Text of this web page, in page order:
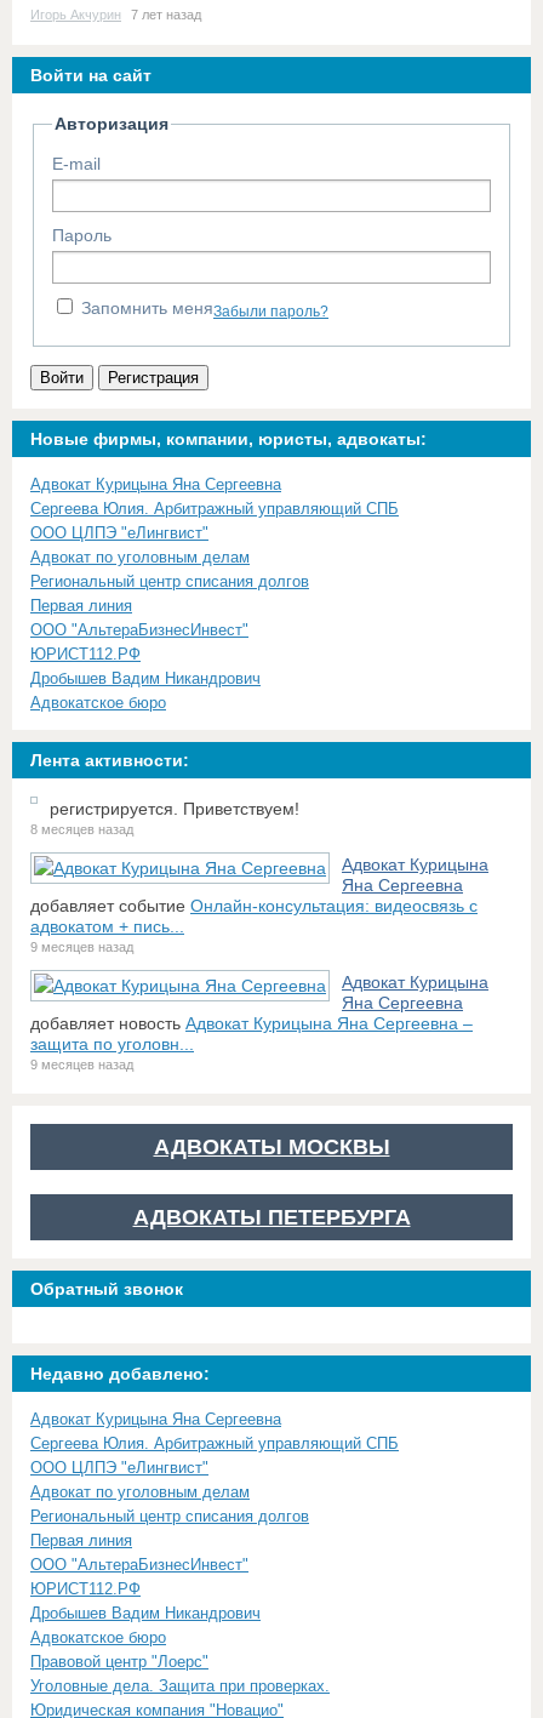
Игорь Акчурин 7 лет назад
Войти на сайт
Авторизация
E-mail
Пароль
Запомнить меняЗабыли пароль?
Войти Регистрация
Новые фирмы, компании, юристы, адвокаты:
Адвокат Курицына Яна Сергеевна
Сергеева Юлия. Арбитражный управляющий СПБ
ООО ЦЛПЭ "еЛингвист"
Адвокат по уголовным делам
Региональный центр списания долгов
Первая линия
ООО "АльтераБизнесИнвест"
ЮРИСТ112.РФ
Дробышев Вадим Никандрович
Адвокатское бюро
Лента активности:
регистрируется. Приветствуем!
8 месяцев назад
Адвокат Курицына
Яна Сергеевна
добавляет событие Онлайн-консультация: видеосвязь с
адвокатом + пись...
9 месяцев назад
Адвокат Курицына
Яна Сергеевна
добавляет новость Адвокат Курицына Яна Сергеевна –
защита по уголовн...
9 месяцев назад
АДВОКАТЫ МОСКВЫ
АДВОКАТЫ ПЕТЕРБУРГА
Обратный звонок
Недавно добавлено:
Адвокат Курицына Яна Сергеевна
Сергеева Юлия. Арбитражный управляющий СПБ
ООО ЦЛПЭ "еЛингвист"
Адвокат по уголовным делам
Региональный центр списания долгов
Первая линия
ООО "АльтераБизнесИнвест"
ЮРИСТ112.РФ
Дробышев Вадим Никандрович
Адвокатское бюро
Правовой центр "Лоерс"
Уголовные дела. Защита при проверках.
Юридическая компания "Новацио"